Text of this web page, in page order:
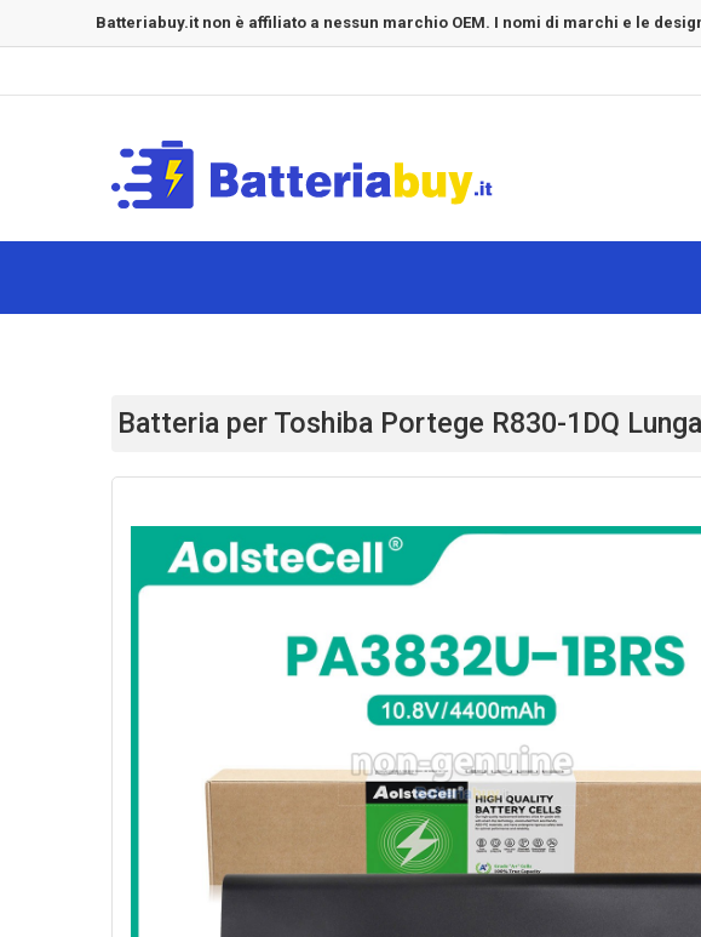
Batteriabuy.it non è affiliato a nessun marchio OEM. I nomi di marchi e le
Batteria per Toshiba Portege R830-1DQ